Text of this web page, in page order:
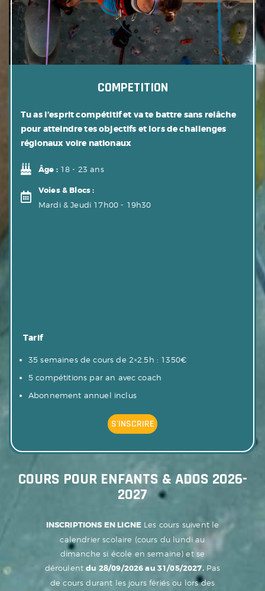
COMPETITION
Tu as l’esprit compétitif et va te battre sans relâche
pour atteindre tes objectifs et lors de challenges
régionaux voire nationaux
Âge :18 - 23 ans
Voies & Blocs :
Mardi & Jeudi 17h00 - 19h30
Tarif
35 semaines de cours de 2×2.5h : 1350€
5 compétitions par an avec coach
Abonnement annuel inclus
S'INSCRIRE
COURS POUR ENFANTS & ADOS 2026-
2027
INSCRIPTIONS EN LIGNE Les cours suivent le
calendrier scolaire (cours du lundi au
dimanche si école en semaine) et se
déroulentdu 28/09/2026 au 31/05/2027. Pas
de cours durant les jours fériés ou lors des